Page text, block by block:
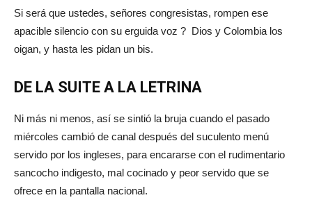
Si será que ustedes, señores congresistas, rompen ese
apacible silencio con su erguida voz ? Dios y Colombia los
oigan, y hasta les pidan un bis.
DE LA SUITE A LA LETRINA
Ni más ni menos, así se sintió la bruja cuando el pasado
miércoles cambió de canal después del suculento menú
servido por los ingleses, para encararse con el rudimentario
sancocho indigesto, mal cocinado y peor servido que se
ofrece en la pantalla nacional.